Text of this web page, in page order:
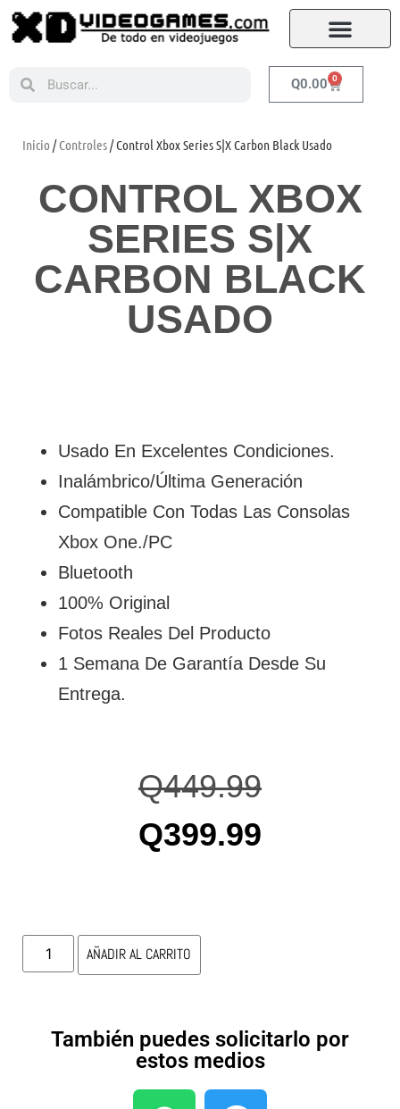
Q0.00 0
Inicio /Controles/ Control Xbox Series S|X Carbon Black Usado
CONTROL XBOX
SERIES S|X
CARBON BLACK
USADO
Usado En Excelentes Condiciones.
Inalámbrico/Última Generación
Compatible Con Todas Las Consolas
Xbox One./PC
Bluetooth
100% Original
Fotos Reales Del Producto
1 Semana De Garantía Desde Su
Entrega.
Q449.99
Q399.99
AÑADIR AL CARRITO
También puedes solicitarlo por
estos medios